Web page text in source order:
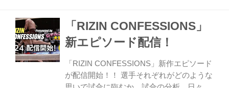
方、対戦する那須川天心にも密着取材を行
い、対戦が決まった時の心境、日本を代表
して戦う決意、さらにボクシングトレーニ
ング風景など慌ただしい日々を追いかけ
る。 選手それぞれがどのような思いで試合
に臨み、試合の分析、日々の練習。さらに
「RIZIN CONFESSIONS」
新エピソード配信！
「RIZIN CONFESSIONS」新作エピソード
が配信開始！！ 選手それぞれがどのような